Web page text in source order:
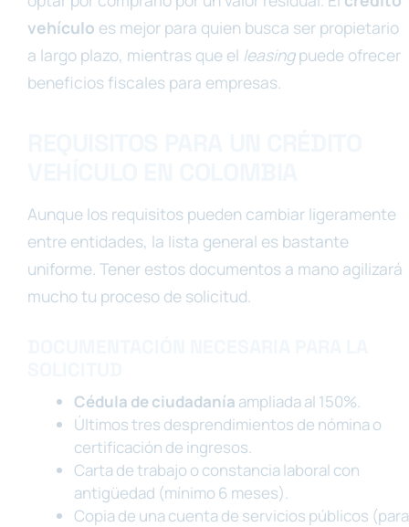
vehículo es mejor para quien busca ser propietario
a largo plazo, mientras que el leasingpuede ofrecer
beneficios fiscales para empresas.
Aunque los requisitos pueden cambiar ligeramente
entre entidades, la lista general es bastante
uniforme. Tener estos documentos a mano agilizará
mucho tu proceso de solicitud.
Cédula de ciudadanía ampliada al 150%.
Últimos tres desprendimientos de nómina o
certificación de ingresos.
Carta de trabajo o constancia laboral con
antigüedad (mínimo 6 meses).
Copia de una cuenta de servicios públicos (para